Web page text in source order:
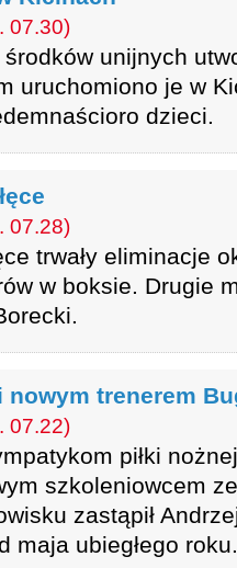
07.30)
unijnych
uruchomiono je w
dzieci.
07.28)
trwały eliminacje
w boksie. Drugie
trenerem
07.22)
piłki
szkoleniowcem
zastąpił
maja ubiegłego roku.